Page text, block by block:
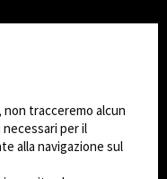
a direzione
SRL (Società a
tracceremo alcun
per il
alla navigazione sul